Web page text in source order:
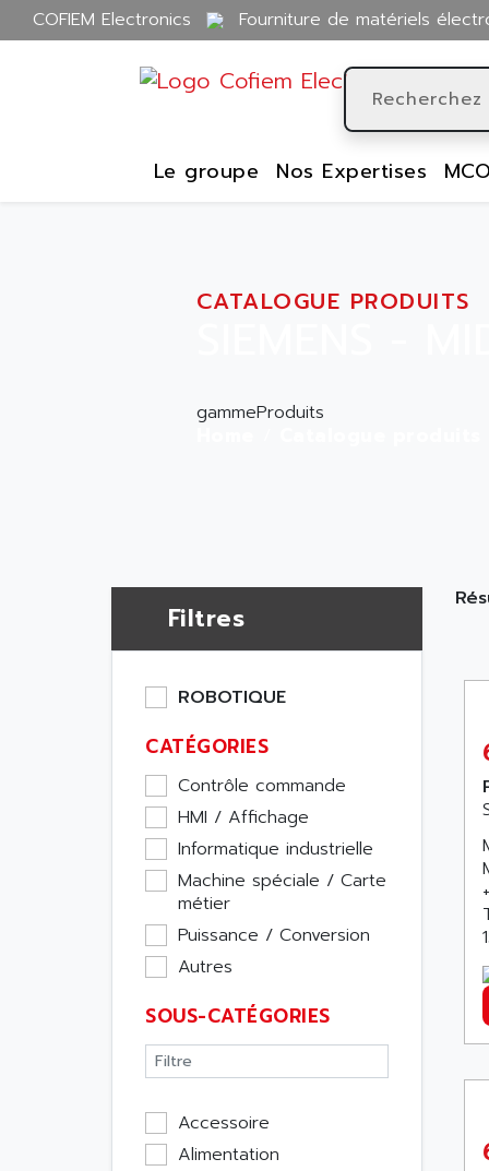
COFIEM Electronics Fourniture de matériels
Le groupe Nos Expertises
CATALOGUE PRODUITS
gammeProduits
Filtres
ROBOTIQUE
CATÉGORIES
Contrôle commande
HMI / Affichage
Informatique industrielle
Machine spéciale / Carte
métier
Puissance / Conversion
Autres
SOUS-CATÉGORIES
Accessoire
Alimentation